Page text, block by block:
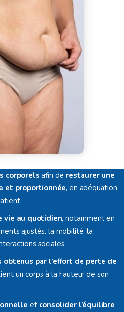
corporels afin de restaurer une
et proportionnée, en adéquation
vie au quotidien, notamment en
ajustés, la mobilité, la
sociales.
par l’effort de perte de
un corps à la hauteur de son
et consolider l’équilibre